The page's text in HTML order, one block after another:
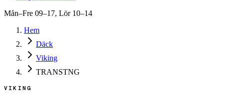
Mån–Fre 09–17, Lör 10–14
Hem
Däck
Viking
TRANSTNG
VIKING